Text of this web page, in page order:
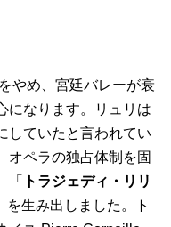
やめ、宮廷バレーが衰
になります。リュリは
していたと言われてい
オペラの独占体制を固
「
トラジェディ・リリ
を生み出しました。ト